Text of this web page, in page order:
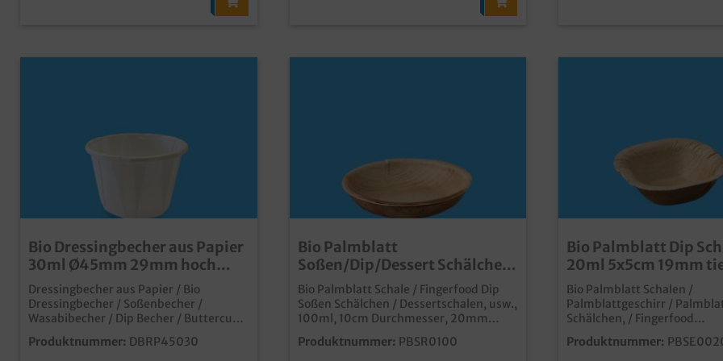
Bio Dressingbecher aus Papier
30ml Ø45mm 29mm hoch
5000St
Dressingbecher aus Papier / Bio
Dressingbecher / Soßenbecher /
Wasabibecher / Dip Becher / Buttercup,
Papier, weiß, 30ml Inhalt, Ø45mm,
29mm hoch, 5000 Stück im Karton
Produktnummer: DBRP45030
Bio Palmblatt
Soßen/Dip/Dessert Schälchen
100ml rund Ø10cm 400St
Bio Palmblatt Schale / Fingerfood Dip
Soßen Schälchen / Dessertschalen, usw.,
100ml, 10cm Durchmesser, 20mm
hoch, 400 Stück im Karton
qualitative und stylische Einwegschale
Produktnummer: PBSR0100
Bio Palmblatt Dip
20ml 5x5cm 19mm
2000St
Bio Palmblatt Schalen /
Palmblattgeschirr /
Schälchen, / Fingerfood
Snackschälchen, eckig, ca.
19mm tief, 1000 Stück im
Produktnummer: